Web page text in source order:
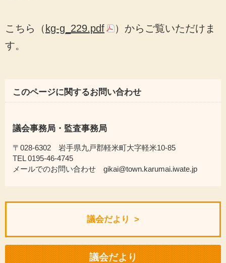
こちら（ kg-g_229.pdf
）からご覧いただけま
す。
このページに関するお問い合わせ
議会事務局・監査事務局
〒028-6302 岩手県九戸郡軽米町大字軽米10-85
TEL 0195-46-4745
メールでのお問い合わせ gikai@town.karumai.iwate.jp
議会だより
議会だより